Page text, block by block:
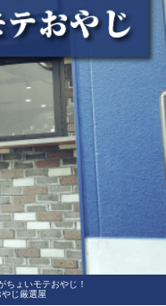
ちょいモテおやじ！
じ厳選屋